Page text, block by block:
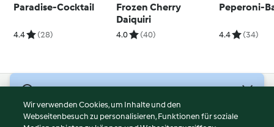
Paradise-Cocktail
4.4 (28)
Frozen Cherry
Daiquiri
4.0 (40)
Peperoni-
4.4 (34)
Nutzungsbedingungen
Wir verwenden Cookies, um Inhalte und den
Webseitenbesuch zu personalisieren, Funktionen für soziale